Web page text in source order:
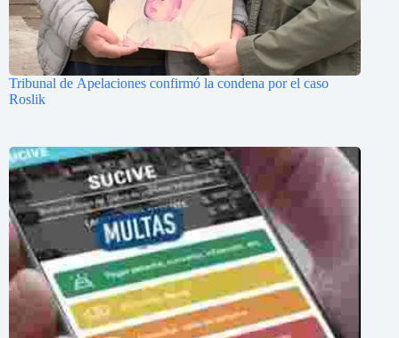
Tribunal de Apelaciones confirmó la condena por el caso
Roslik